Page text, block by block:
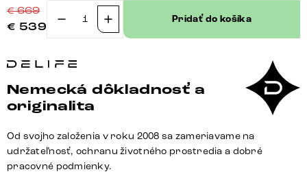
€669
€ 539
množstvo
stolík
zaoblený
tvar
90×90
cm
keramika
Pridať do košíka
Nemecká dôkladnosť a
originalita
Od svojho založenia v roku 2008 sa zameriavame na
udržateľnosť, ochranu životného prostredia a dobré
pracovné podmienky.